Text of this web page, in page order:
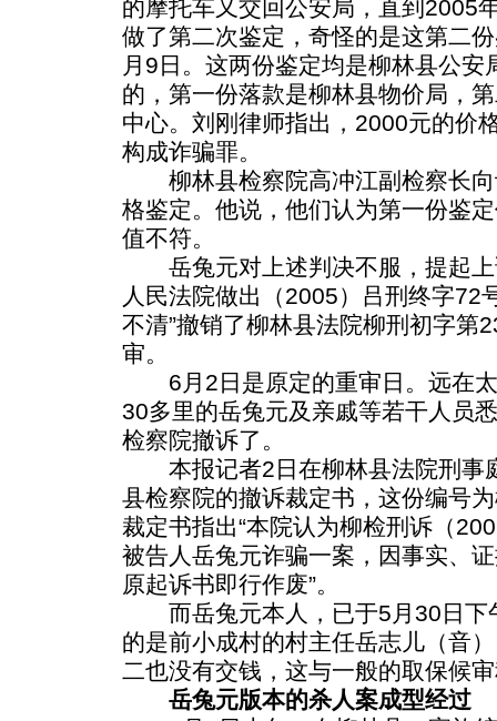
的摩托车又交回公安局，直到2005
做了第二次鉴定，奇怪的是这第二
月9日。这两份鉴定均是柳林县公安
的，第一份落款是柳林县物价局，
中心。刘刚律师指出，2000元的价
构成诈骗罪。
柳林县检察院高冲江副检察长向
格鉴定。他说，他们认为第一份鉴
值不符。
岳兔元对上述判决不服，提起上
人民法院做出（2005）吕刑终字72
不清”撤销了柳林县法院柳刑初字第
审。
6月2日是原定的重审日。远在太
30多里的岳兔元及亲戚等若干人员
检察院撤诉了。
本报记者2日在柳林县法院刑事
县检察院的撤诉裁定书，这份编号
裁定书指出“本院认为柳检刑诉（
被告人岳兔元诈骗一案，因事实、
原起诉书即行作废”。
而岳兔元本人，已于5月30日下
的是前小成村的村主任岳志儿（音
二也没有交钱，这与一般的取保候
岳兔元版本的杀人案成型经过